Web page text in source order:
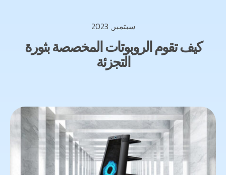
سبتمبر, 2023
كيف تقوم الروبوتات المخصصة بثورة
التجزئة